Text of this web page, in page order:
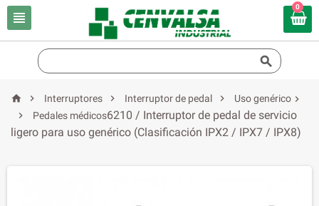

0

  Interruptores  Interruptor de pedal 
Uso genérico

Pedales médicos

6210 / Interruptor de pedal de servicio
ligero para uso genérico (Clasificación IPX2 / IPX7 / IPX8)